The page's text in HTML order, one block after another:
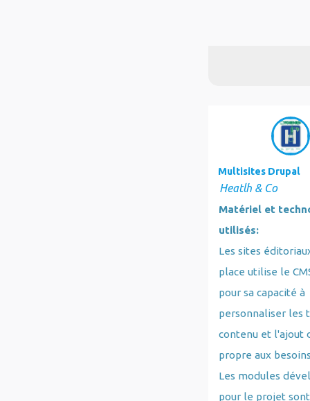
Multisites Drupal
Heatlh & Co
Matériel et
utilisés:
Les sites
place utilise le
pour sa capacité à
personnaliser les
contenu et l'ajout
propre aux
Les modules
pour le projet